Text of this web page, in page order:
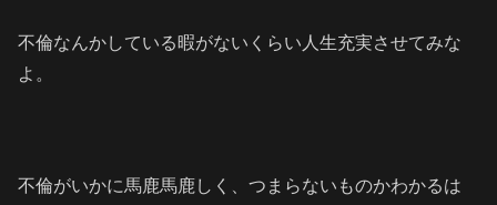
不倫なんかしている暇がないくらい人生充実させてみな
よ。
不倫がいかに馬鹿馬鹿しく、つまらないものかわかるは